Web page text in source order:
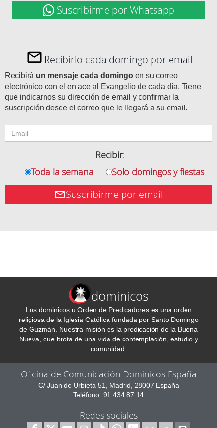
Suscribirme por Whatsapp
Recibirlo cada domingo por email
Recibirá un mensaje cada domingo en su correo
electrónico con el enlace al Evangelio de cada día. Tiene
que indicarnos su dirección de email y confirmar la
suscripción desde el correo que le llegará a su email.
Recibir:
Toda la semana
Solo domingos y fiestas
Suscribirme por email
dominicos
Los dominicos u Orden de Predicadores es una orden
religiosa de la Iglesia Católica fundada por Santo Domingo
de Guzmán. Nuestra misión es la predicación de la Buena
Nueva, que brota de una vida de contemplación, estudio y
comunidad.
Oficina de Comunicación Dominicos España
C/ Juan de Urbieta 51, Madrid, 28007 España
Teléfono: 91 434 87 14
Redes sociales